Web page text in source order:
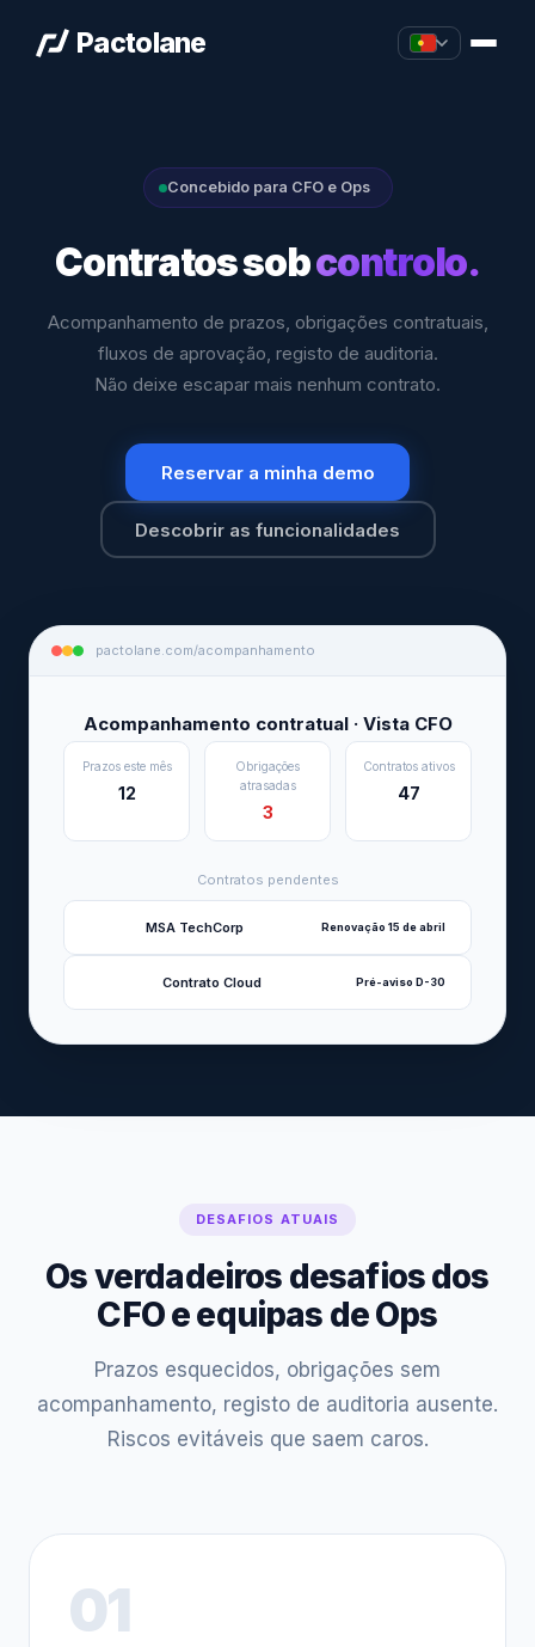
Pactolane
Concebido para CFO e Ops
Contratos sobcontrolo.
Acompanhamento de prazos, obrigações contratuais,
fluxos de aprovação, registo de auditoria.
Não deixe escapar mais nenhum contrato.
Reservar a minha demo
Descobrir as funcionalidades
pactolane.com/acompanhamento
Acompanhamento contratual · Vista CFO
Prazos este mês
12
Obrigações
atrasadas
3
Contratos ativos
47
Contratos pendentes
MSA TechCorp Renovação 15 de abril
Contrato Cloud Pré-aviso D-30
DESAFIOS ATUAIS
Os verdadeiros desafios dos
CFO e equipas de Ops
Prazos esquecidos, obrigações sem
acompanhamento, registo de auditoria ausente.
Riscos evitáveis que saem caros.
01